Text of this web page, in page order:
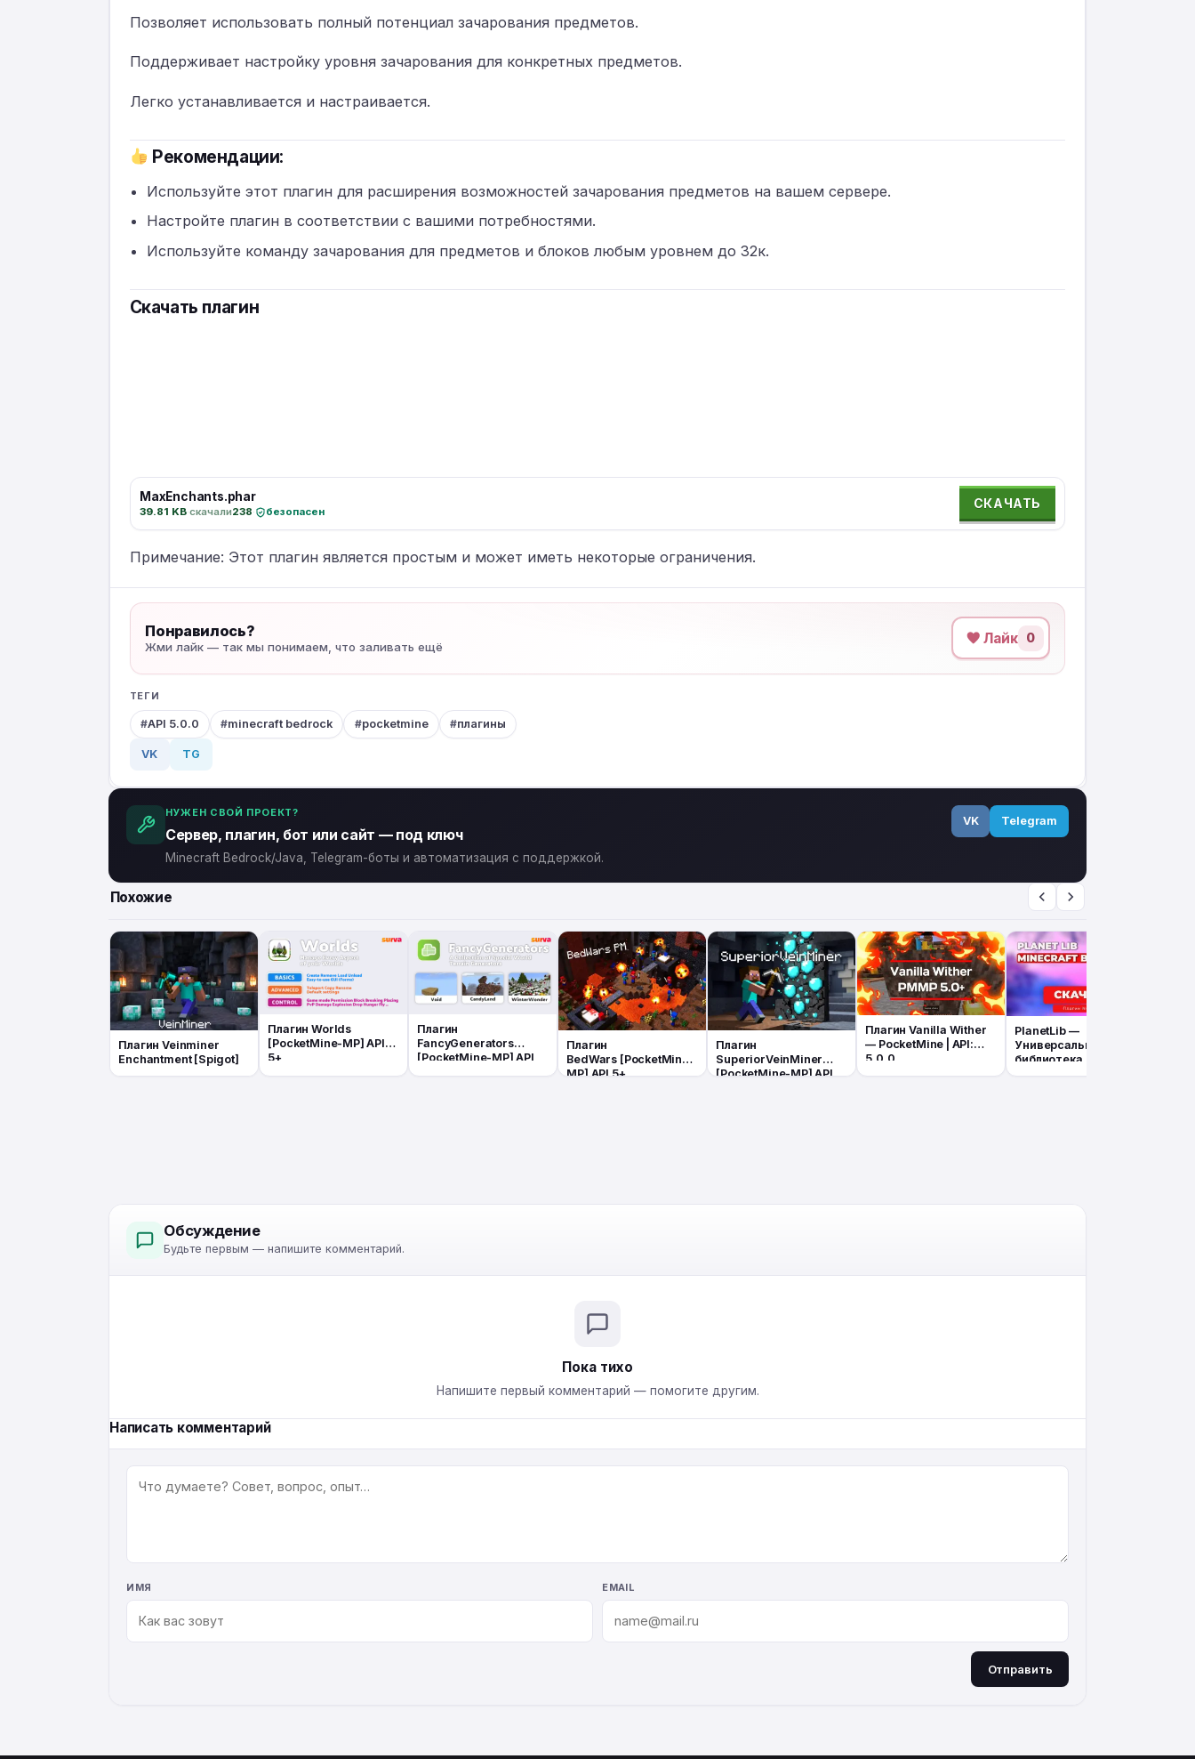
Позволяет использовать полный потенциал зачарования предметов.
Поддерживает настройку уровня зачарования для конкретных предметов.
Легко устанавливается и настраивается.
Рекомендации:
Используйте этот плагин для расширения возможностей зачарования предметов на вашем сервере.
Настройте плагин в соответствии с вашими потребностями.
Используйте команду зачарования для предметов и блоков любым уровнем до 32к.
Скачать плагин
MaxEnchants.phar
39.81 KB·скачали238· безопасен
СКАЧАТЬ
Примечание: Этот плагин является простым и может иметь некоторые ограничения.
Понравилось?
Жми лайк — так мы понимаем, что заливать ещё Лайк 0
ТЕГИ
API 5.0.0 minecraft bedrock pocketmine плагины
VK TG
НУЖЕН СВОЙ ПРОЕКТ?
Сервер, плагин, бот или сайт — под ключ
Minecraft Bedrock/Java, Telegram-боты и автоматизация с поддержкой.
VK Telegram
Похожие
Плагин Veinminer
Enchantment [Spigot]
Плагин Worlds
[PocketMine-MP] API
5+
Плагин
FancyGenerators
[PocketMine-MP] API
Плагин
BedWars [PocketMine-
MP] API 5+
Плагин
SuperiorVeinMiner
[PocketMine-MP] API
Плагин Vanilla Wither
— PocketMine | API:
5.0.0
PlanetLib —
Универсальная
библиотека для
Nukkit/Nukkit-
Обсуждение
Будьте первым — напишите комментарий.
Пока тихо
Напишите первый комментарий — помогите другим.
Написать комментарий
КОММЕНТАРИЙ
ИМЯ EMAIL
Отправить